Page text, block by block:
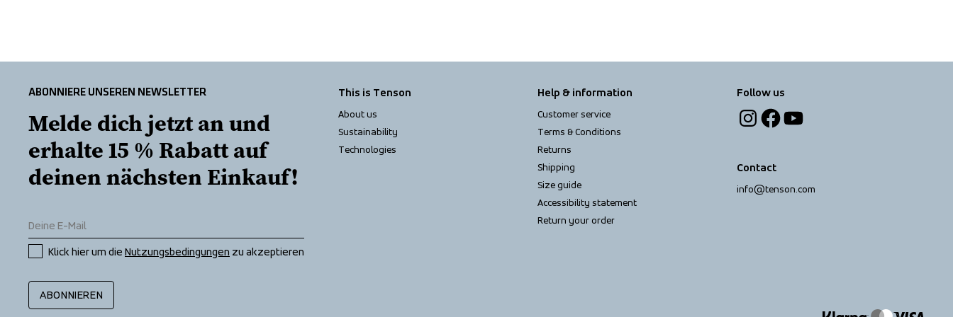
ABONNIERE UNSEREN NEWSLETTER
Melde dich jetzt an und
erhalte 15 % Rabatt auf
deinen nächsten Einkauf!
Klick hier um die Nutzungsbedingungen zu akzeptieren
ABONNIEREN
This is Tenson
About us
Sustainability
Technologies
Help & information
Customer service
Terms & Conditions
Returns
Shipping
Size guide
Accessibility statement
Return your order
Follow us
Contact
info@tenson.com